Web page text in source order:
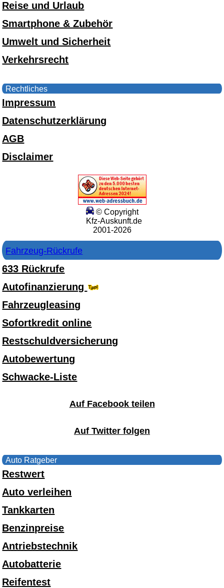
Reise und Urlaub
Smartphone & Zubehör
Umwelt und Sicherheit
Verkehrsrecht
Rechtliches
Impressum
Datenschutzerklärung
AGB
Disclaimer
© Copyright
Kfz-Auskunft.de
2001-2026
Fahrzeug-Rückrufe
633 Rückrufe
Autofinanzierung
Fahrzeugleasing
Sofortkredit online
Restschuldversicherung
Autobewertung
Schwacke-Liste
Auf Facebook teilen
Auf Twitter folgen
Auto Ratgeber
Restwert
Auto verleihen
Tankkarten
Benzinpreise
Antriebstechnik
Autobatterie
Reifentest